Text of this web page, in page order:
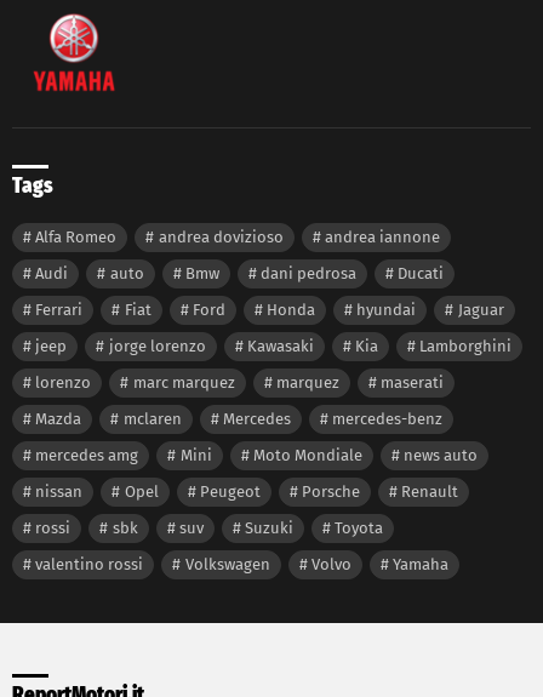
Tags
Alfa Romeo andrea dovizioso
andrea iannone
Audi
auto Bmw dani pedrosa
Ducati
Ferrari
Fiat Ford Honda hyundai
Jaguar
jeep
jorge lorenzo Kawasaki Kia
Lamborghini
lorenzo
marc marquez marquez
maserati
Mazda
mclaren Mercedes
mercedes-benz
mercedes amg
Mini Moto Mondiale
news auto
nissan
Opel Peugeot Porsche
Renault
rossi
sbk suv Suzuki
Toyota
valentino rossi
Volkswagen Volvo Yamaha